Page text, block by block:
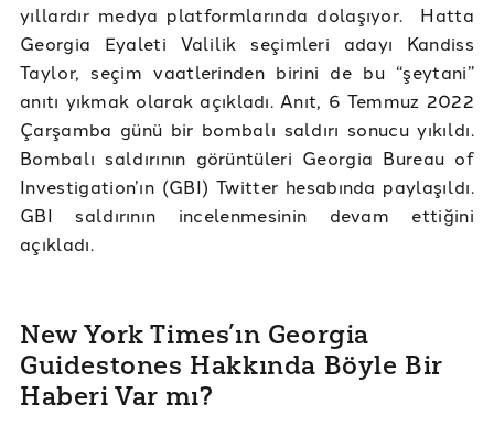
yıllardır medya platformlarında dolaşıyor. Hatta
Georgia Eyaleti Valilik seçimleri adayı Kandiss
Taylor, seçim vaatlerinden birini de bu “şeytani”
anıtı yıkmak olarak açıkladı. Anıt, 6 Temmuz 2022
Çarşamba günü bir bombalı saldırı sonucu yıkıldı.
Bombalı saldırının görüntüleri Georgia Bureau of
Investigation’ın (GBI) Twitter hesabında paylaşıldı.
GBI saldırının incelenmesinin devam ettiğini
açıkladı.
New York Times’ın Georgia
Guidestones Hakkında Böyle Bir
Haberi Var mı?